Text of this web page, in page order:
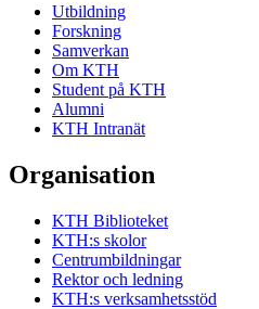
Utbildning
Forskning
Samverkan
Om KTH
Student på KTH
Alumni
KTH Intranät
Organisation
KTH Biblioteket
KTH:s skolor
Centrumbildningar
Rektor och ledning
KTH:s verksamhetsstöd